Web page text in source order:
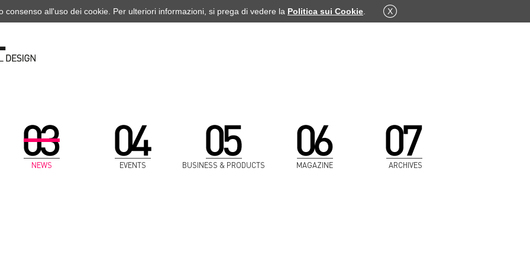
NEWS EVENTS BUSINESS & PRODUCTS MAGAZINE ARCHIVES
consenso all'uso dei cookie. Per ulteriori informazioni, si prega di vedere la Politica sui Cookie X